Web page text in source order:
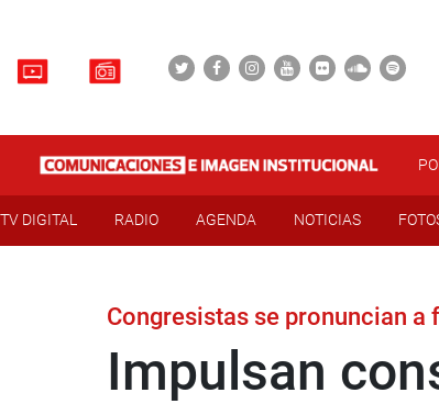
TV DIGITAL RADIO AGENDA NOTICIAS
Congresistas se pronuncian
Impulsan